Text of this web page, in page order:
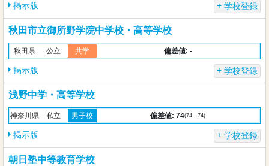
掲示版 学校登録
秋田市立御所野学院中学校・高等学校
秋田県 公立 共学 偏差値: -
掲示版 学校登録
浅野中学・高等学校
神奈川県 私立 男子校 偏差値: 74(74 - 74)
掲示版 学校登録
朝日塾中等教育学校